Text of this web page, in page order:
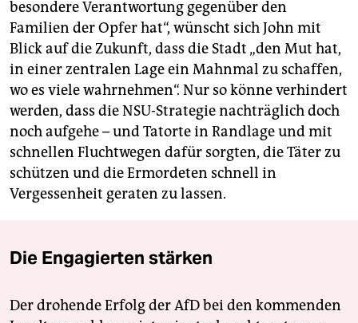
besondere Verantwortung gegenüber den
Familien der Opfer hat“, wünscht sich John mit
Blick auf die Zukunft, dass die Stadt „den Mut hat,
in einer zentralen Lage ein Mahnmal zu schaffen,
wo es viele wahrnehmen“. Nur so könne verhindert
werden, dass die NSU-Strategie nachträglich doch
noch aufgehe – und Tatorte in Randlage und mit
schnellen Fluchtwegen dafür sorgten, die Täter zu
schützen und die Ermordeten schnell in
Vergessenheit geraten zu lassen.
Die Engagierten stärken
Der drohende Erfolg der AfD bei den kommenden